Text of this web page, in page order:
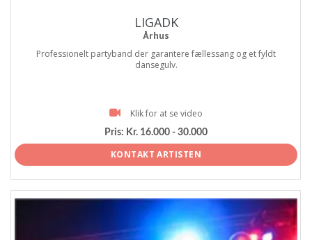
LIGADK
Århus
Professionelt partyband der garantere fællessang og et fyldt
dansegulv.
Klik for at se video
Pris: Kr. 16.000 - 30.000
KONTAKT ARTISTEN